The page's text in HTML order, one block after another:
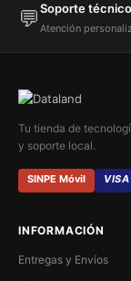
💬Soporte técnico
Atención
Tu tienda de
y soporte local.
SINPE Móvil VISA
INFORMACIÓN
Entregas y Envíos